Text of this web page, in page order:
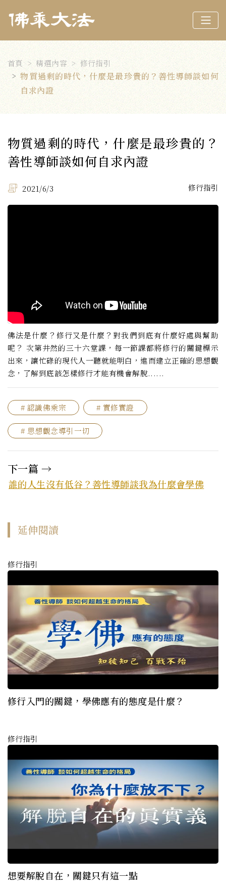
首頁 精選內容 修行指引
物質過剩的時代，什麼是最珍貴的？善性導師談如何
自求內證
物質過剩的時代，什麼是最珍貴的？
善性導師談如何自求內證
2021/6/3 修行指引
佛法是什麼？修行又是什麼？對我們到底有什麼好處與幫助
呢？ 次第井然的三十六堂課，每一節課都將修行的關鍵標示
出來，讓忙碌的現代人一聽就能明白，進而建立正確的思想觀
念，了解到底該怎樣修行才能有機會解脫......
# 認識佛乘宗 # 實修實證
# 思想觀念導引一切
下一篇 →
誰的人生沒有低谷？善性導師談我為什麼會學佛
延伸閱讀
修行指引
修行入門的關鍵，學佛應有的態度是什麼？
修行指引
想要解脫自在，關鍵只有這一點